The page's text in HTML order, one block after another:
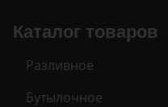
Каталог товаров
Разливное
Бутылочное